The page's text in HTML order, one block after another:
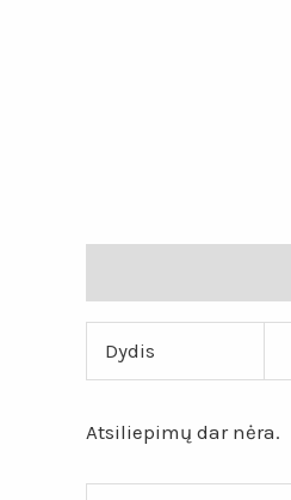
Dydis
Atsiliepimų dar nėra.